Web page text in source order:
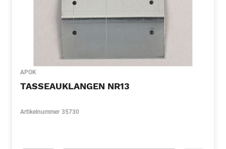
APOK
TASSEAUKLANGEN NR13
Artikelnummer 35730